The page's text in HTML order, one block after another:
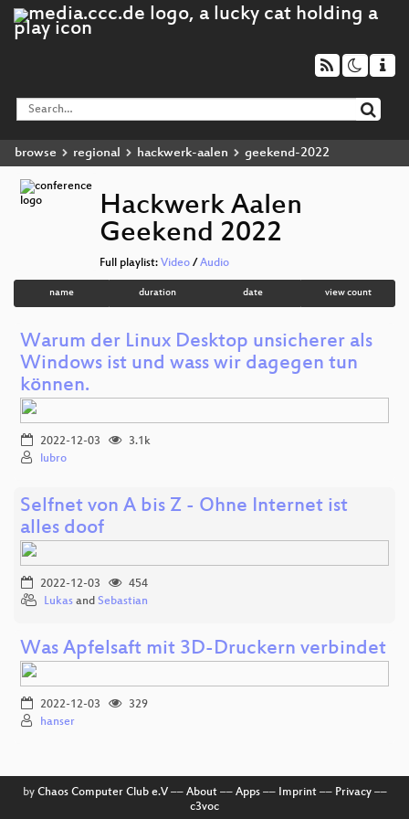
browse regional hackwerk-aalen geekend-2022
Hackwerk Aalen
Geekend 2022
Full playlist:Video /Audio
name duration date view count
Warum der Linux Desktop unsicherer als
Windows ist und wass wir dagegen tun
können.
2022-12-03
3.1k
lubro
Selfnet von A bis Z - Ohne Internet ist
alles doof
2022-12-03
454
Lukas and Sebastian
Was Apfelsaft mit 3D-Druckern verbindet
2022-12-03
329
hanser
by Chaos Computer Club e.V–– About–– Apps–– Imprint–– Privacy––
c3voc